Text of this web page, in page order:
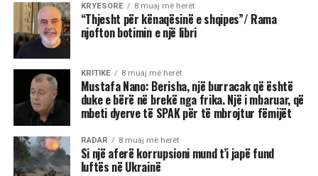
KRYESORE 8 muaj më herët
“Thjesht për kënaqësinë e shqipes”/ Rama
njofton botimin e një libri
KRITIKE 8 muaj më herët
Mustafa Nano: Berisha, një burracak që është
duke e bërë në brekë nga frika. Një i mbaruar, që
mbeti dyerve të SPAK për të mbrojtur fëmijët
RADAR 8 muaj më herët
Si një aferë korrupsioni mund t’i japë fund
luftës në Ukrainë